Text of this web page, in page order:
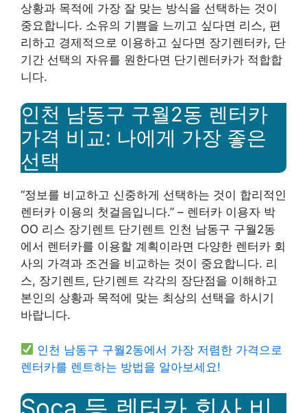
상황과 목적에 가장 잘 맞는 방식을 선택하는 것이
중요합니다. 소유의 기쁨을 느끼고 싶다면 리스, 편
리하고 경제적으로 이용하고 싶다면 장기렌터카, 단
기간 선택의 자유를 원한다면 단기렌터카가 적합합
니다.
인천 남동구 구월2동 렌터카
가격 비교: 나에게 가장 좋은
선택
“정보를 비교하고 신중하게 선택하는 것이 합리적인
렌터카 이용의 첫걸음입니다.” – 렌터카 이용자 박
OO 리스 장기렌트 단기렌트 인천 남동구 구월2동
에서 렌터카를 이용할 계획이라면 다양한 렌터카 회
사의 가격과 조건을 비교하는 것이 중요합니다. 리
스, 장기렌트, 단기렌트 각각의 장단점을 이해하고
본인의 상황과 목적에 맞는 최상의 선택을 하시기
바랍니다.
인천 남동구 구월2동에서 가장 저렴한 가격으로
렌터카를 렌트하는 방법을 알아보세요!